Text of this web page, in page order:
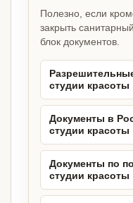
Полезно, если
закрыть
блок документов.
студии красоты
Документы в
студии красоты
Документы по
студии красоты